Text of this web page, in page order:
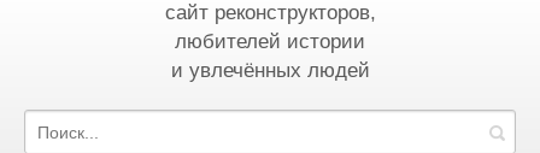
сайт реконструкторов,
любителей истории
и увлечённых людей